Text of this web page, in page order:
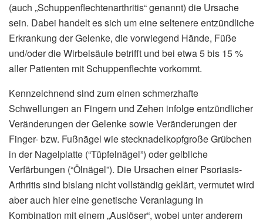
(auch „Schuppenflechtenarthritis“ genannt) die Ursache
sein. Dabei handelt es sich um eine seltenere entzündliche
Erkrankung der Gelenke, die vorwiegend Hände, Füße
und/oder die Wirbelsäule betrifft und bei etwa 5 bis 15 %
aller Patienten mit Schuppenflechte vorkommt.
Kennzeichnend sind zum einen schmerzhafte
Schwellungen an Fingern und Zehen infolge entzündlicher
Veränderungen der Gelenke sowie Veränderungen der
Finger- bzw. Fußnägel wie stecknadelkopfgroße Grübchen
in der Nagelplatte (“Tüpfelnägel”) oder gelbliche
Verfärbungen (“Ölnägel”). Die Ursachen einer Psoriasis-
Arthritis sind bislang nicht vollständig geklärt, vermutet wird
aber auch hier eine genetische Veranlagung in
Kombination mit einem „Auslöser“, wobei unter anderem